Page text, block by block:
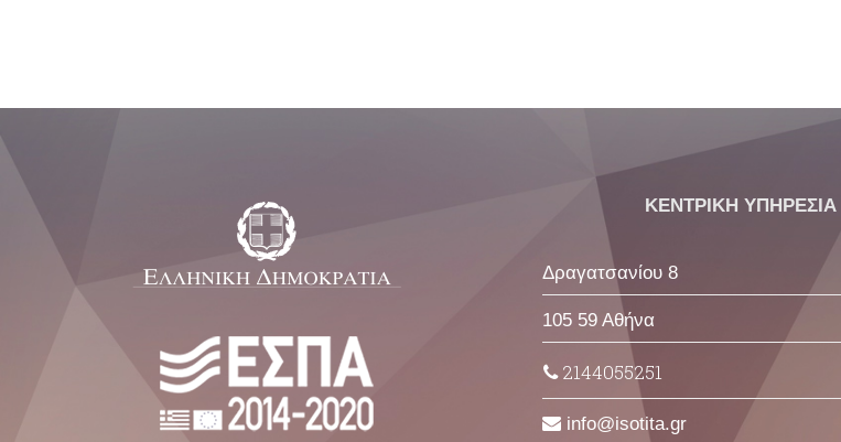
ΚΕΝΤΡΙΚΗ ΥΠΗΡΕΣΙΑ
Δραγατσανίου 8
105 59 Αθήνα
2144055251
info isotita gr